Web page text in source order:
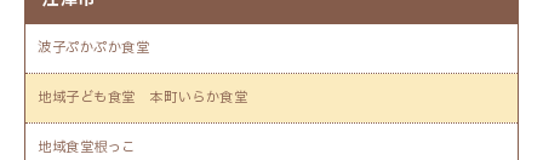
波子ぷかぷか食堂
地域子ども食堂 本町いらか食堂
地域食堂根っこ